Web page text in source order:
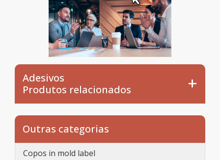
Adesivos
Produtos relacionados
Outras categorias
Copos in mold label